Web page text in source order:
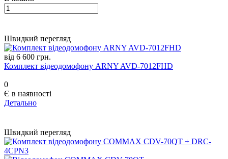
Швидкий перегляд
від 6 600 грн.
Комплект відеодомофону ARNY AVD-7012FHD
0
Є в наявності
Детально
Швидкий перегляд